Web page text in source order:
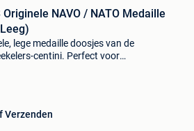
Originele NAVO / NATO Medaille
lege medaille doosjes van de
centini. Perfect voor
Verzenden